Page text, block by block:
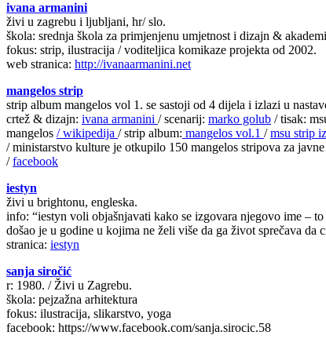
ivana armanini
živi u zagrebu i ljubljani, hr/ slo.
škola: srednja škola za primjenjenu umjetnost i dizajn &
fokus: strip, ilustracija / voditeljica komikaze projekta od 2002.
web stranica: http://ivanaarmanini.net
mangelos strip
strip album mangelos vol 1. se sastoji od 4 dijela i izlazi u
crtež & dizajn: ivana armanini / scenarij: marko golub / tisak:
mangelos / wikipedija / strip album: mangelos vol.1 /msu strip
/ ministarstvo kulture je otkupilo 150 mangelos stripova za
/facebook
iestyn
živi u brightonu, engleska.
info: “iestyn voli objašnjavati kako se izgovara njegovo ime –
došao je u godine u kojima ne želi više da ga život sprečava da
stranica: iestyn
sanja siročić
r: 1980. / Živi u Zagrebu.
škola: pejzažna arhitektura
fokus: ilustracija, slikarstvo, yoga
facebook: https://www.facebook.com/sanja.sirocic.58